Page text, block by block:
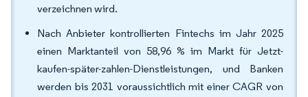
verzeichnen wird.
Nach Anbieter kontrollierten Fintechs im Jahr 2025
einen Marktanteil von 58,96 % im Markt für Jetzt-
kaufen-später-zahlen-Dienstleistungen, und Banken
werden bis 2031 voraussichtlich mit einer CAGR von